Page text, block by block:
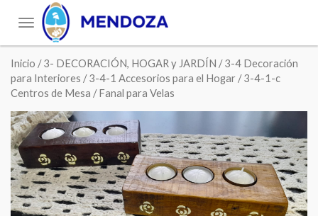
Toggle
navigation
Inicio /3- DECORACIÓN, HOGAR y JARDÍN /3-4 Decoración
para Interiores /3-4-1 Accesorios para el Hogar /3-4-1-c
Centros de Mesa / Fanal para Velas